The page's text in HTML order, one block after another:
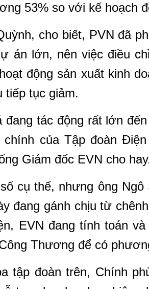
53% so với kế hoạch
cho biết, PVN đã
án lớn, nên việc điều
động sản xuất kinh
tiếp tục giảm.
đang tác động rất lớn
của Tập đoàn
Giám đốc EVN cho
cụ thể, nhưng ông
đang gánh chịu từ
EVN đang tính toán
Thương để có
tập đoàn trên, Chính